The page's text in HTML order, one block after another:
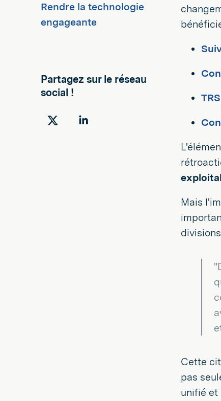
Rendre la technologie
engageante
Partagez sur le réseau
social !
PartagerPartager
Mais
Cette
pas
unifié et